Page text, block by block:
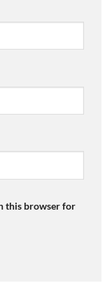
this browser for